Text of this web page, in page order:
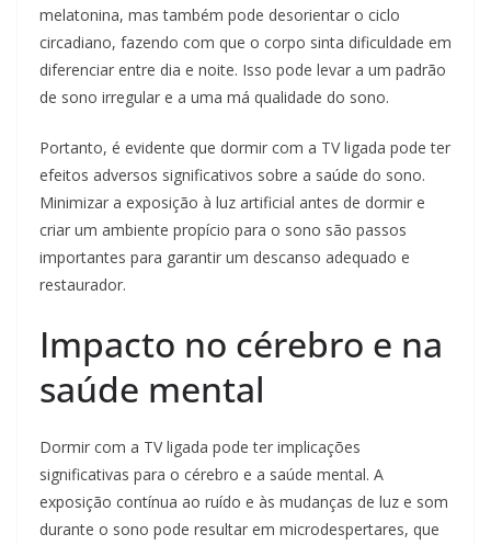
melatonina, mas também pode desorientar o ciclo
circadiano, fazendo com que o corpo sinta dificuldade em
diferenciar entre dia e noite. Isso pode levar a um padrão
de sono irregular e a uma má qualidade do sono.
Portanto, é evidente que dormir com a TV ligada pode ter
efeitos adversos significativos sobre a saúde do sono.
Minimizar a exposição à luz artificial antes de dormir e
criar um ambiente propício para o sono são passos
importantes para garantir um descanso adequado e
restaurador.
Impacto no cérebro e na
saúde mental
Dormir com a TV ligada pode ter implicações
significativas para o cérebro e a saúde mental. A
exposição contínua ao ruído e às mudanças de luz e som
durante o sono pode resultar em microdespertares, que